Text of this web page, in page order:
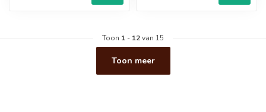
Toon 1 - 12van 15
Toon meer